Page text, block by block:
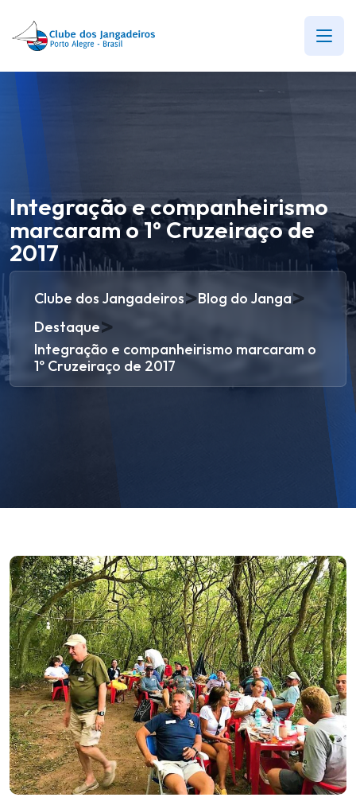
Integração e companheirismo
marcaram o 1º Cruzeiraço de
2017
Clube dos Jangadeiros>Blog do Janga>
Destaque>
Integração e companheirismo marcaram o
1º Cruzeiraço de 2017